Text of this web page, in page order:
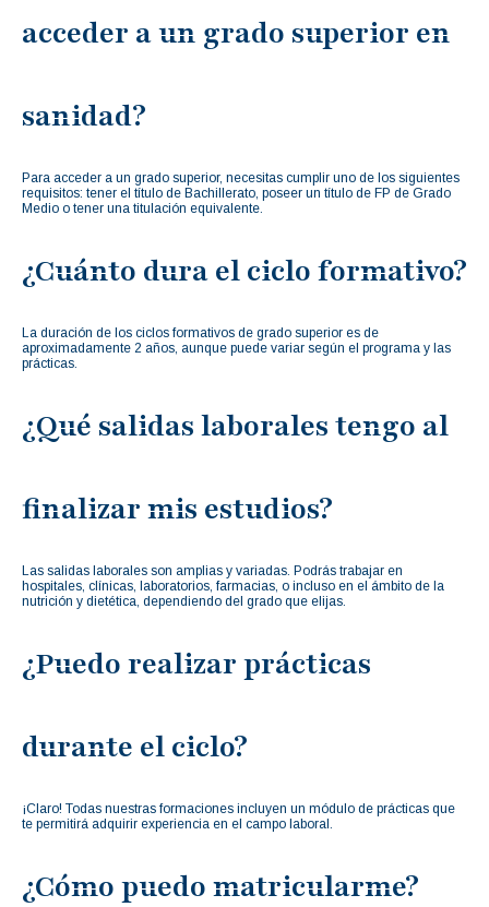
acceder a un grado superior en
sanidad?
Para acceder a un grado superior, necesitas cumplir uno de los siguientes
requisitos: tener el título de Bachillerato, poseer un título de FP de Grado
Medio o tener una titulación equivalente.
¿Cuánto dura el ciclo formativo?
La duración de los ciclos formativos de grado superior es de
aproximadamente 2 años, aunque puede variar según el programa y las
prácticas.
¿Qué salidas laborales tengo al
finalizar mis estudios?
Las salidas laborales son amplias y variadas. Podrás trabajar en
hospitales, clínicas, laboratorios, farmacias, o incluso en el ámbito de la
nutrición y dietética, dependiendo del grado que elijas.
¿Puedo realizar prácticas
durante el ciclo?
¡Claro! Todas nuestras formaciones incluyen un módulo de prácticas que
te permitirá adquirir experiencia en el campo laboral.
¿Cómo puedo matricularme?